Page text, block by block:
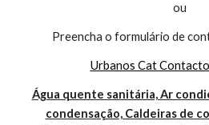
ou
Preencha o formulário de
Urbanos Cat
Água quente sanitária, Ar
condensação, Caldeiras de